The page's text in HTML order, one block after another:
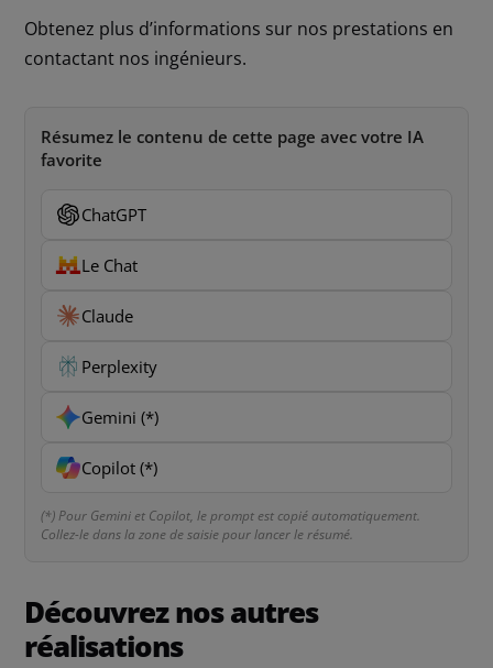
Obtenez plus d’informations sur nos prestations en
contactant nos ingénieurs.
Résumez le contenu de cette page avec votre IA
favorite
ChatGPT
Le Chat
Claude
Perplexity
Gemini (*)
Copilot (*)
(*) Pour Gemini et Copilot, le prompt est copié automatiquement.
Collez-le dans la zone de saisie pour lancer le résumé.
Découvrez nos autres
réalisations